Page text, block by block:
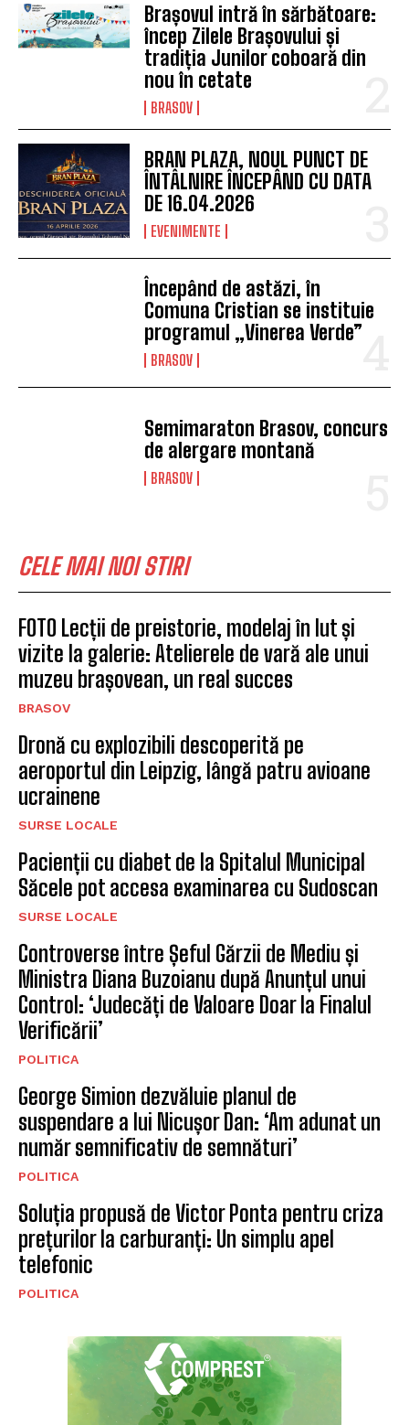
Brașovul intră în sărbătoare:
încep Zilele Brașovului și
tradiția Junilor coboară din
nou în cetate
BRASOV
BRAN PLAZA, NOUL PUNCT DE
ÎNTÂLNIRE ÎNCEPÂND CU DATA
DE 16.04.2026
EVENIMENTE
Începând de astăzi, în
Comuna Cristian se instituie
programul „Vinerea Verde”
BRASOV
Semimaraton Brasov, concurs
de alergare montană
BRASOV
CELE MAI NOI STIRI
FOTO Lecții de preistorie, modelaj în lut și
vizite la galerie: Atelierele de vară ale unui
muzeu brașovean, un real succes
BRASOV
Dronă cu explozibili descoperită pe
aeroportul din Leipzig, lângă patru avioane
ucrainene
SURSE LOCALE
Pacienții cu diabet de la Spitalul Municipal
Săcele pot accesa examinarea cu Sudoscan
SURSE LOCALE
Controverse între Șeful Gărzii de Mediu și
Ministra Diana Buzoianu după Anunțul unui
Control: ‘Judecăți de Valoare Doar la Finalul
Verificării’
POLITICA
George Simion dezvăluie planul de
suspendare a lui Nicușor Dan: ‘Am adunat un
număr semnificativ de semnături’
POLITICA
Soluția propusă de Victor Ponta pentru criza
prețurilor la carburanți: Un simplu apel
telefonic
POLITICA